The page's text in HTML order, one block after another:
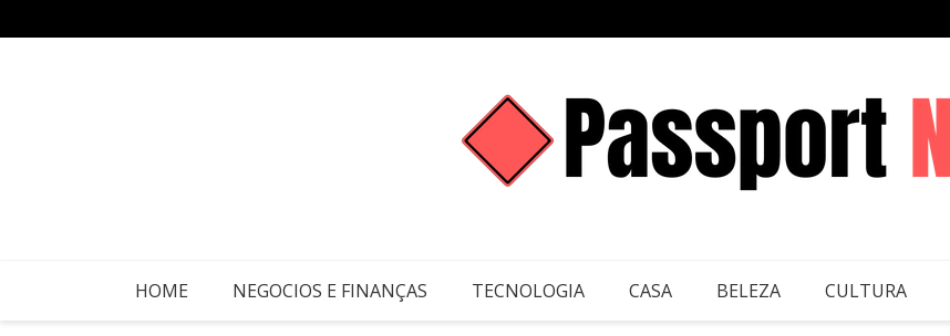
para
HOME NEGOCIOS E FINANÇAS TECNOLOGIA CASA BELEZA CULTURA